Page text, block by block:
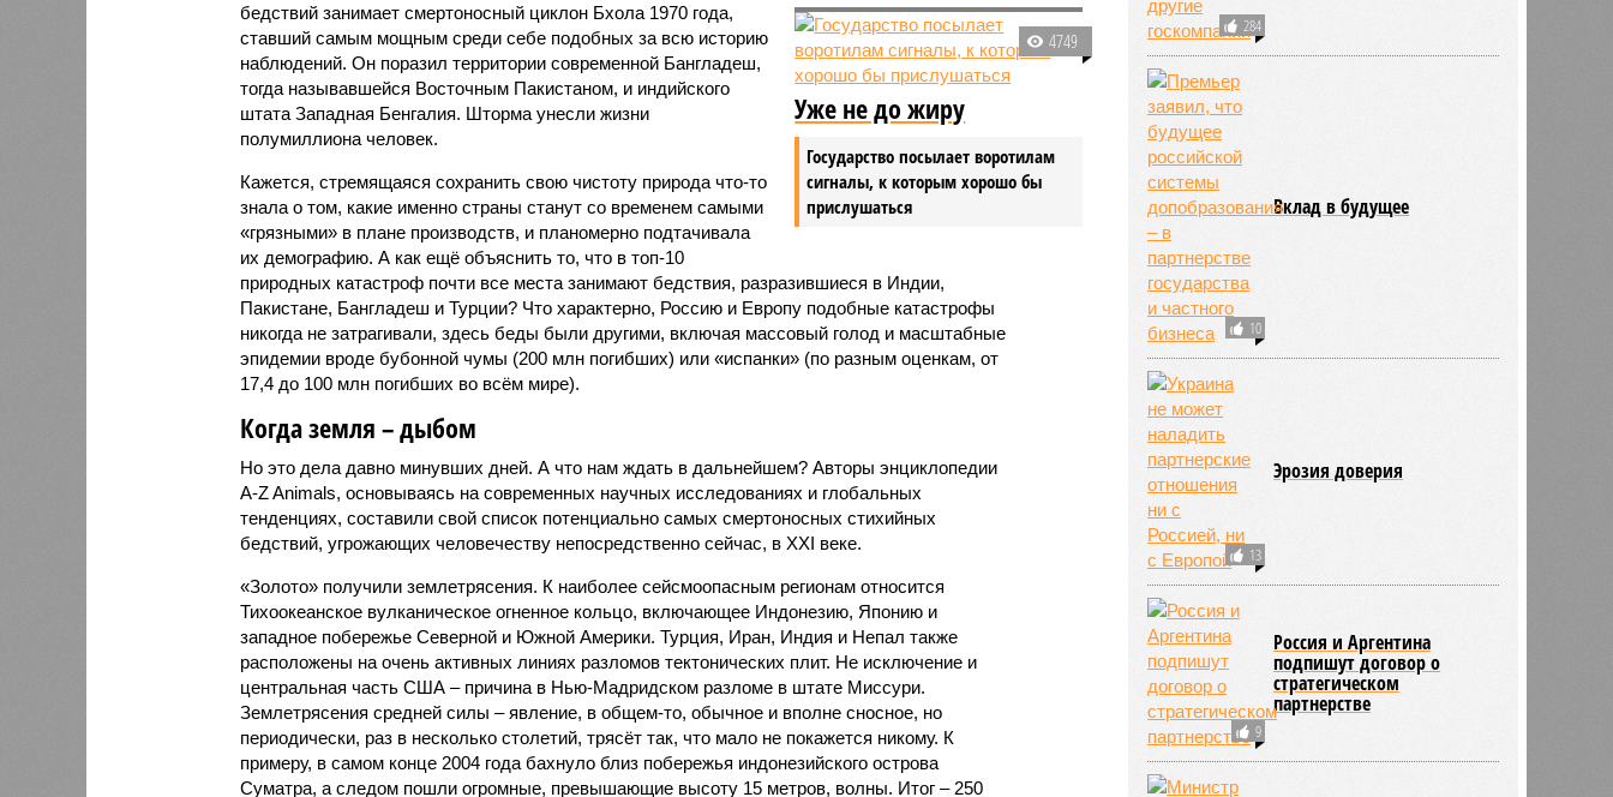
4749
Уже не до жиру
Государство посылает воротилам
сигналы, к которым хорошо бы
прислушаться
бедствий занимает смертоносный циклон Бхола 1970 года,
ставший самым мощным среди себе подобных за всю историю
наблюдений. Он поразил территории современной Бангладеш,
тогда называвшейся Восточным Пакистаном, и индийского
штата Западная Бенгалия. Шторма унесли жизни
полумиллиона человек.
Кажется, стремящаяся сохранить свою чистоту природа что-то
знала о том, какие именно страны станут со временем самыми
«грязными» в плане производств, и планомерно подтачивала
их демографию. А как ещё объяснить то, что в топ-10
природных катастроф почти все места занимают бедствия, разразившиеся в Индии,
Пакистане, Бангладеш и Турции? Что характерно, Россию и Европу подобные катастрофы
никогда не затрагивали, здесь беды были другими, включая массовый голод и масштабные
эпидемии вроде бубонной чумы (200 млн погибших) или «испанки» (по разным оценкам, от
17,4 до 100 млн погибших во всём мире).
Когда земля – дыбом
Но это дела давно минувших дней. А что нам ждать в дальнейшем? Авторы энциклопедии
A-Z Animals, основываясь на современных научных исследованиях и глобальных
тенденциях, составили свой список потенциально самых смертоносных стихийных
бедствий, угрожающих человечеству непосредственно сейчас, в XXI веке.
«Золото» получили землетрясения. К наиболее сейсмоопасным регионам относится
Тихоокеанское вулканическое огненное кольцо, включающее Индонезию, Японию и
западное побережье Северной и Южной Америки. Турция, Иран, Индия и Непал также
расположены на очень активных линиях разломов тектонических плит. Не исключение и
центральная часть США – причина в Нью-Мадридском разломе в штате Миссури.
Землетрясения средней силы – явление, в общем-то, обычное и вполне сносное, но
периодически, раз в несколько столетий, трясёт так, что мало не покажется никому. К
примеру, в самом конце 2004 года бахнуло близ побережья индонезийского острова
Суматра, а следом пошли огромные, превышающие высоту 15 метров, волны. Итог – 250
284
10
Вклад в будущее
13
Эрозия доверия
9
Россия и Аргентина
подпишут договор о
стратегическом
партнерстве